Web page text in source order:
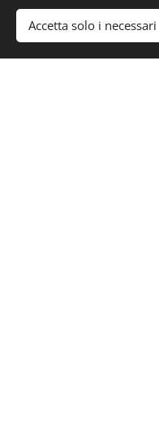
Crea il tuo sito
Accetta solo i necessari